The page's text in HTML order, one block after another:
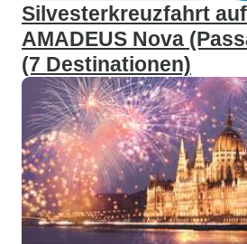
Silvesterkreuzfahrt
AMADEUS Nova
(7 Destinationen)